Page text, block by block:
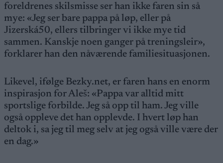
foreldrenes skilsmisse ser han ikke faren sin så
mye: «Jeg ser bare pappa på løp, eller på
Jizerská50, ellers tilbringer vi ikke mye tid
sammen. Kanskje noen ganger på treningsleir»,
forklarer han den nåværende familiesituasjonen.
Likevel, ifølge Bezky.net, er faren hans en enorm
inspirasjon for Aleš: «Pappa var alltid mitt
sportslige forbilde. Jeg så opp til ham. Jeg ville
også oppleve det han opplevde. I hvert løp han
deltok i, sa jeg til meg selv at jeg også ville være der
en dag.»